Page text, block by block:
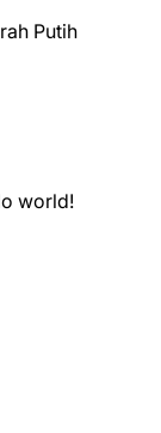
Putih
world!